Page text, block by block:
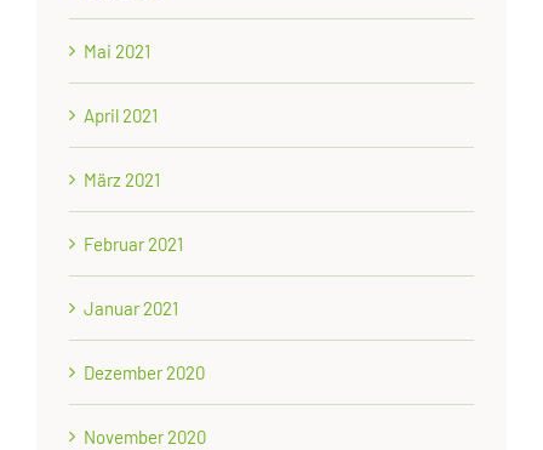
Mai 2021
April 2021
März 2021
Februar 2021
Januar 2021
Dezember 2020
November 2020